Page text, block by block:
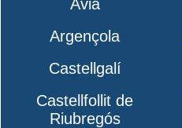
Avià
Argençola
Castellgalí
Castellfollit de
Riubregós